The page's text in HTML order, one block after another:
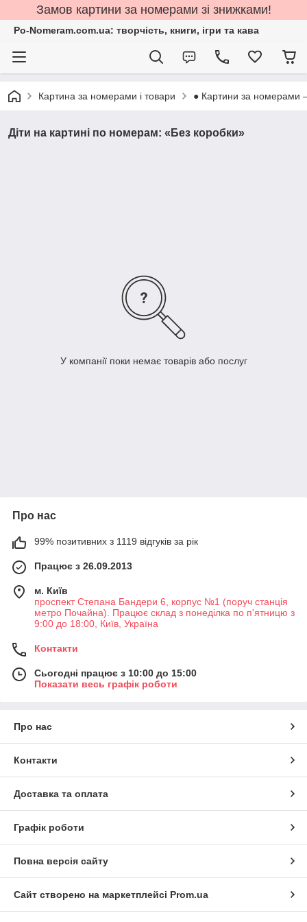
Замов картини за номерами зі знижками!
Po-Nomeram.com.ua: творчість, книги, ігри та кава
Картина за номерами і товари ● Картини за номерами
Діти на картині по номерам: «Без коробки»
У компанії поки немає товарів або послуг
Про нас
99% позитивних з 1119 відгуків за рік
Працює з 26.09.2013
м. Київ
проспект Степана Бандери 6, корпус №1 (поруч станція
метро Почайна). Працює склад з понеділка по п'ятницю з
9:00 до 18:00, Київ, Україна
Контакти
Сьогодні працює з 10:00 до 15:00
Показати весь графік роботи
Про нас
Контакти
Доставка та оплата
Графік роботи
Повна версія сайту
Сайт створено на маркетплейсі Prom.ua